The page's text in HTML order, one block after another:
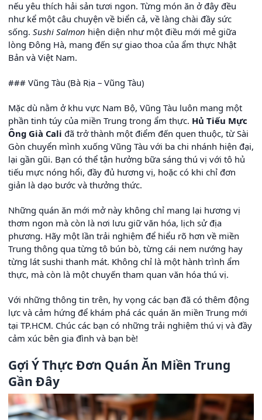
nếu yêu thích hải sản tươi ngon. Từng món ăn ở đây đều
như kể một câu chuyện về biển cả, về làng chài đầy sức
sống. Sushi Salmon hiện diện như một điều mới mẻ giữa
lòng Đông Hà, mang đến sự giao thoa của ẩm thực Nhật
Bản và Việt Nam.
### Vũng Tàu (Bà Rịa – Vũng Tàu)
Mặc dù nằm ở khu vực Nam Bộ, Vũng Tàu luôn mang một
phần tinh túy của miền Trung trong ẩm thực. Hủ Tiếu Mực
Ông Già Cali đã trở thành một điểm đến quen thuộc, từ Sài
Gòn chuyển mình xuống Vũng Tàu với ba chi nhánh hiện đại,
lại gần gũi. Bạn có thể tận hưởng bữa sáng thú vị với tô hủ
tiếu mực nóng hổi, đầy đủ hương vị, hoặc có khi chỉ đơn
giản là dạo bước và thưởng thức.
Những quán ăn mới mở này không chỉ mang lại hương vị
thơm ngon mà còn là nơi lưu giữ văn hóa, lịch sử địa
phương. Hãy một lần trải nghiệm để hiểu rõ hơn về miền
Trung thông qua từng tô bún bò, từng cái nem nướng hay
từng lát sushi thanh mát. Không chỉ là một hành trình ẩm
thực, mà còn là một chuyến tham quan văn hóa thú vị.
Với những thông tin trên, hy vọng các bạn đã có thêm động
lực và cảm hứng để khám phá các quán ăn miền Trung mới
tại TP.HCM. Chúc các bạn có những trải nghiệm thú vị và đầy
cảm xúc bên gia đình và bạn bè!
Gợi Ý Thực Đơn Quán Ăn Miền Trung
Gần Đây